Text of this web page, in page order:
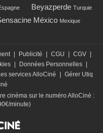
Beyazperde Turquie
México Mexique
Publicité CGU CGV
Données Personnelles
services AlloCiné
Gérer Utiq
cinéma sur le numéro AlloCiné :
minute)